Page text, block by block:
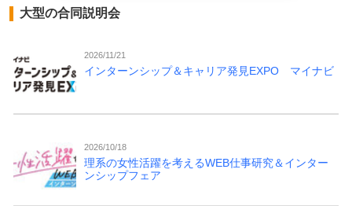
大型の合同説明会
2026/11/21
インターンシップ＆キャリア発見EXPO マイナビ
2026/10/18
理系の女性活躍を考えるWEB仕事研究＆インター
ンシップフェア